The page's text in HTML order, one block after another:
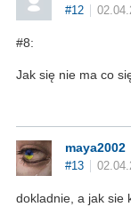
#12
#8:
Jak się nie ma co
maya2002
#13
dokladnie, a jak sie